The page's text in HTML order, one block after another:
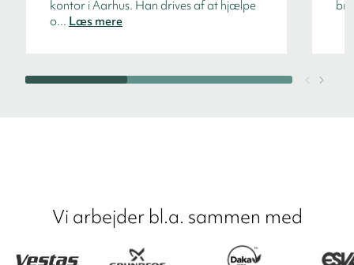
kontor i Aarhus. Han drives af at hjælpe
o... Læs mere
Vi arbejder bl.a. sammen med